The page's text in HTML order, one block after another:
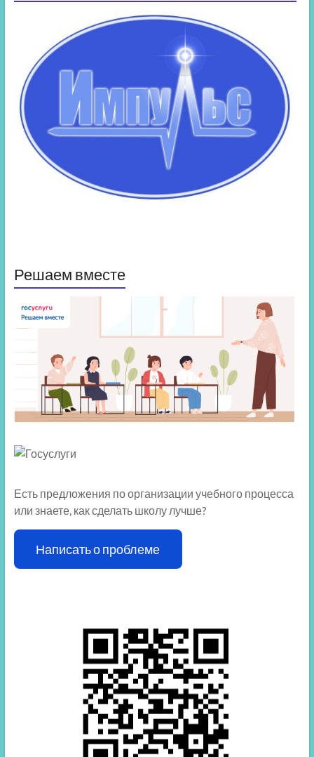
Решаем вместе
Есть предложения по организации учебного процесса
или знаете, как сделать школу лучше?
Написать о проблеме